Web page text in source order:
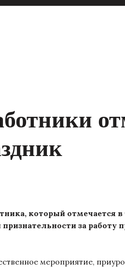
который отмечается в
за работу
мероприятие,